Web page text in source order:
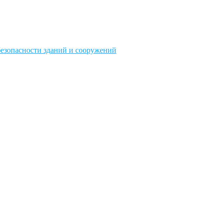
зданий и сооружений